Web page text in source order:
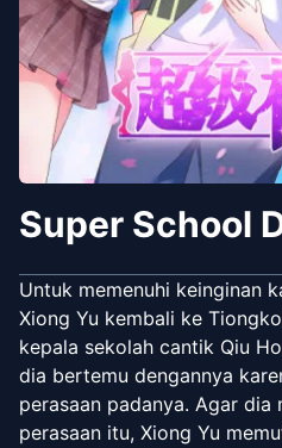
Super School
Untuk memenuhi keinginan
Xiong Yu kembali ke
kepala sekolah cantik Qiu
dia bertemu dengannya
perasaan padanya. Agar dia
perasaan itu, Xiong Yu